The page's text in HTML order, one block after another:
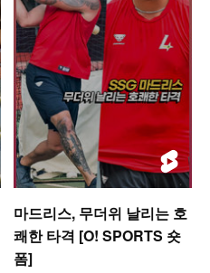
마드리스, 무더위 날리는 호
쾌한 타격 [O! SPORTS 숏
폼]